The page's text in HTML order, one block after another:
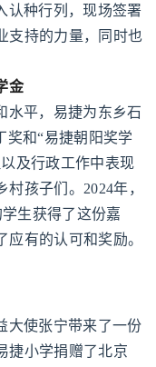
认种行列，现场签署
支持的力量，同时也
金
水平，易捷为东乡石
奖和“易捷朝阳奖学
及行政工作中表现
孩子们。2024年，
生获得了这份嘉
有的认可和奖励。
大使张宁带来了一份
小学捐赠了北京